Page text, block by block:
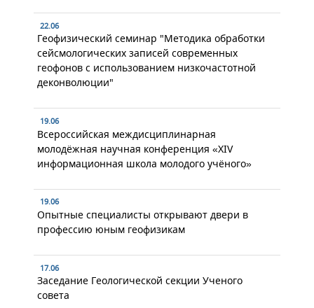
22.06
Геофизический семинар "Методика обработки
сейсмологических записей современных
геофонов с использованием низкочастотной
деконволюции"
19.06
Всероссийская междисциплинарная
молодёжная научная конференция «XIV
информационная школа молодого учёного»
19.06
Опытные специалисты открывают двери в
профессию юным геофизикам
17.06
Заседание Геологической секции Ученого
совета